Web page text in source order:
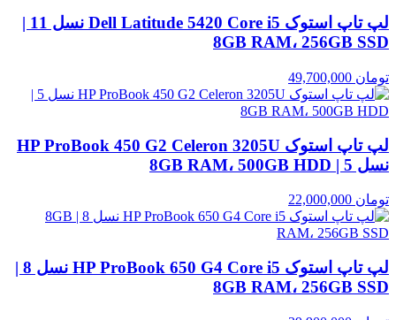
لپ تاپ استوک Dell Latitude 5420 Core i5 نسل 11 |
8GB RAM، 256GB SSD
تومان
لپ تاپ استوک HP ProBook 450 G2 Celeron 3205U
نسل 5 | 8GB RAM، 500GB HDD
تومان
لپ تاپ استوک HP ProBook 650 G4 Core i5 نسل 8 |
8GB RAM، 256GB SSD